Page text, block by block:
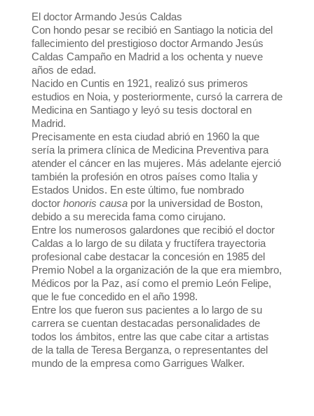
El doctor Armando Jesús Caldas
Con hondo pesar se recibió en Santiago la noticia del
fallecimiento del prestigioso doctor Armando Jesús
Caldas Campaño en Madrid a los ochenta y nueve
años de edad.
Nacido en Cuntis en 1921, realizó sus primeros
estudios en Noia, y posteriormente, cursó la carrera de
Medicina en Santiago y leyó su tesis doctoral en
Madrid.
Precisamente en esta ciudad abrió en 1960 la que
sería la primera clínica de Medicina Preventiva para
atender el cáncer en las mujeres. Más adelante ejerció
también la profesión en otros países como Italia y
Estados Unidos. En este último, fue nombrado
doctor honoris causapor la universidad de Boston,
debido a su merecida fama como cirujano.
Entre los numerosos galardones que recibió el doctor
Caldas a lo largo de su dilata y fructífera trayectoria
profesional cabe destacar la concesión en 1985 del
Premio Nobel a la organización de la que era miembro,
Médicos por la Paz, así como el premio León Felipe,
que le fue concedido en el año 1998.
Entre los que fueron sus pacientes a lo largo de su
carrera se cuentan destacadas personalidades de
todos los ámbitos, entre las que cabe citar a artistas
de la talla de Teresa Berganza, o representantes del
mundo de la empresa como Garrigues Walker.